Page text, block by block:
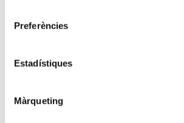
Preferències
Estadístiques
Màrqueting
Dates: